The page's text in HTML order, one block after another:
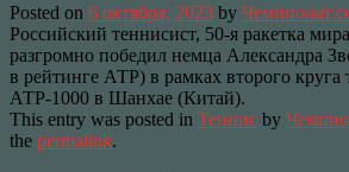
Posted on 6 октября, 2023 by
Российский теннисист, 50-я ракетка
разгромно победил немца Александра
в рейтинге АТР) в рамках второго круга
АТР-1000 в Шанхае (Китай).
This entry was posted in Теннис by
the permalink.